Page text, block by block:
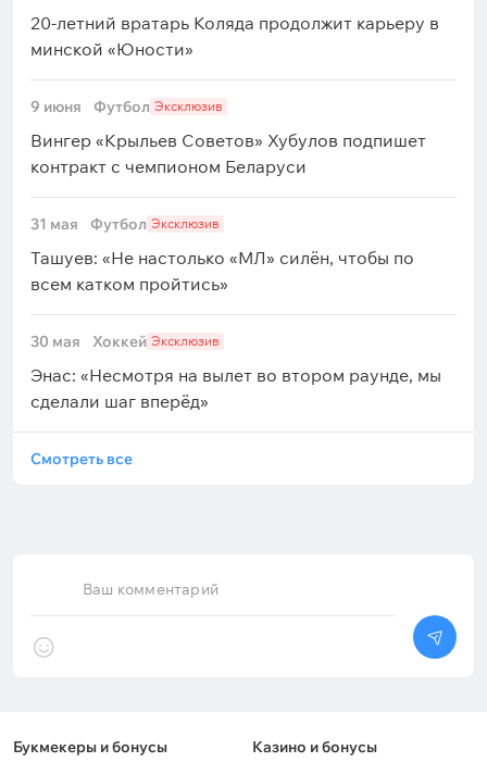
20-летний вратарь Коляда продолжит карьеру в
минской «Юности»
9 июня Футбол Эксклюзив
Вингер «Крыльев Советов» Хубулов подпишет
контракт с чемпионом Беларуси
31 мая Футбол Эксклюзив
Ташуев: «Не настолько «МЛ» силён, чтобы по
всем катком пройтись»
30 мая Хоккей Эксклюзив
Энас: «Несмотря на вылет во втором раунде, мы
сделали шаг вперёд»
Смотреть все
Ваш комментарий
Букмекеры и бонусы
Казино и бонусы